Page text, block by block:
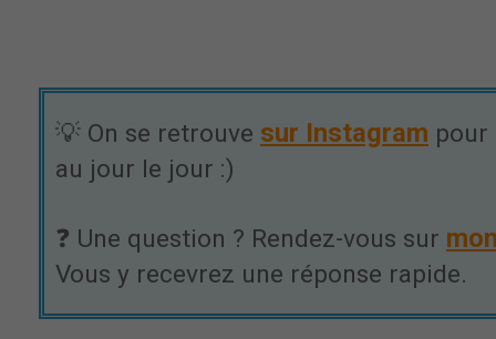
💡 On se retrouve sur Instagram pour
au jour le jour :)
❓ Une question ? Rendez-vous sur
Vous y recevrez une réponse rapide.